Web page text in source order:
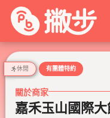
休閒 有團體特約
關於商家
嘉禾玉山國際